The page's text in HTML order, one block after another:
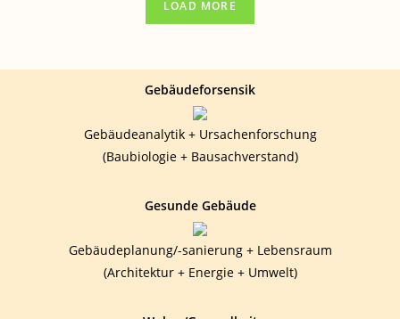
LOAD MORE
Gebäudeforsensik
Gebäudeanalytik + Ursachenforschung
(Baubiologie + Bausachverstand)
Gesunde Gebäude
Gebäudeplanung/-sanierung + Lebensraum
(Architektur + Energie + Umwelt)